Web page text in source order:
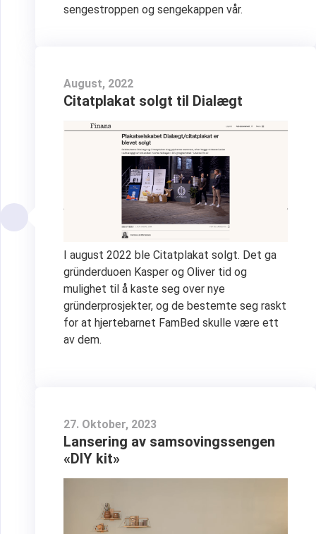
sengestroppen og sengekappen vår.
August, 2022
Citatplakat solgt til Dialægt
I august 2022 ble Citatplakat solgt. Det ga
gründerduoen Kasper og Oliver tid og
mulighet til å kaste seg over nye
gründerprosjekter, og de bestemte seg raskt
for at hjertebarnet FamBed skulle være ett
av dem.
27. Oktober, 2023
Lansering av samsovingssengen
«DIY kit»